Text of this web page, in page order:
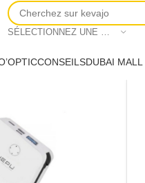
SÉLECTIONNEZ UNE CATÉGORIE
CONSEILSDUBAI MALL